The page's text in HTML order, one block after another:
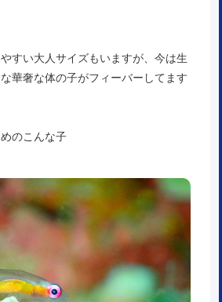
すい大人サイズもいますが、今は生
華奢な体の子がフィーバーしてます
のこんな子